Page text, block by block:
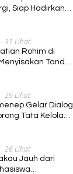
Siap Hadirkan
31 Lihat
Rohim di
Tanda
29 Lihat
Gelar Dialog
Tata Kelola
26 Lihat
Jauh dari